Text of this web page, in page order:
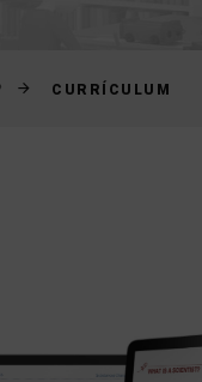
CURRÍCULUM